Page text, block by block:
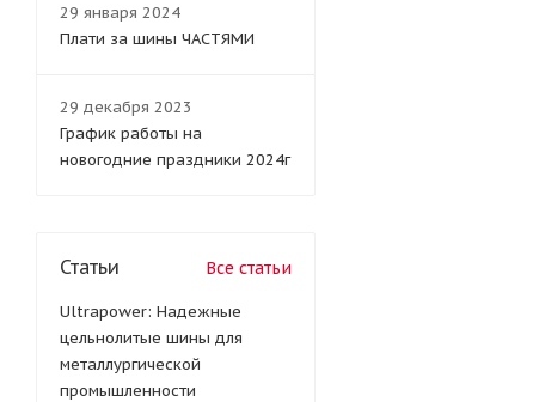
29 января 2024
Плати за шины ЧАСТЯМИ
29 декабря 2023
График работы на
новогодние праздники 2024г
Статьи Все статьи
Ultrapower: Надежные
цельнолитые шины для
металлургической
промышленности